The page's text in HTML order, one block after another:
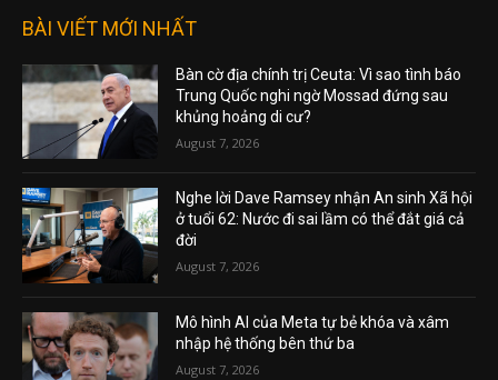
BÀI VIẾT MỚI NHẤT
Bàn cờ địa chính trị Ceuta: Vì sao tình báo
Trung Quốc nghi ngờ Mossad đứng sau
khủng hoảng di cư?
August 7, 2026
Nghe lời Dave Ramsey nhận An sinh Xã hội
ở tuổi 62: Nước đi sai lầm có thể đắt giá cả
đời
August 7, 2026
Mô hình AI của Meta tự bẻ khóa và xâm
nhập hệ thống bên thứ ba
August 7, 2026